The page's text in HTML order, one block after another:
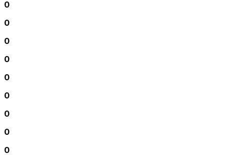
0
0
0
0
0
0
0
0
0